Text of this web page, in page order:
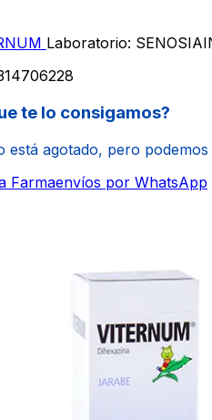
Laboratorio:
te lo consigamos?
está agotado, pero
Farmaenvíos por WhatsApp